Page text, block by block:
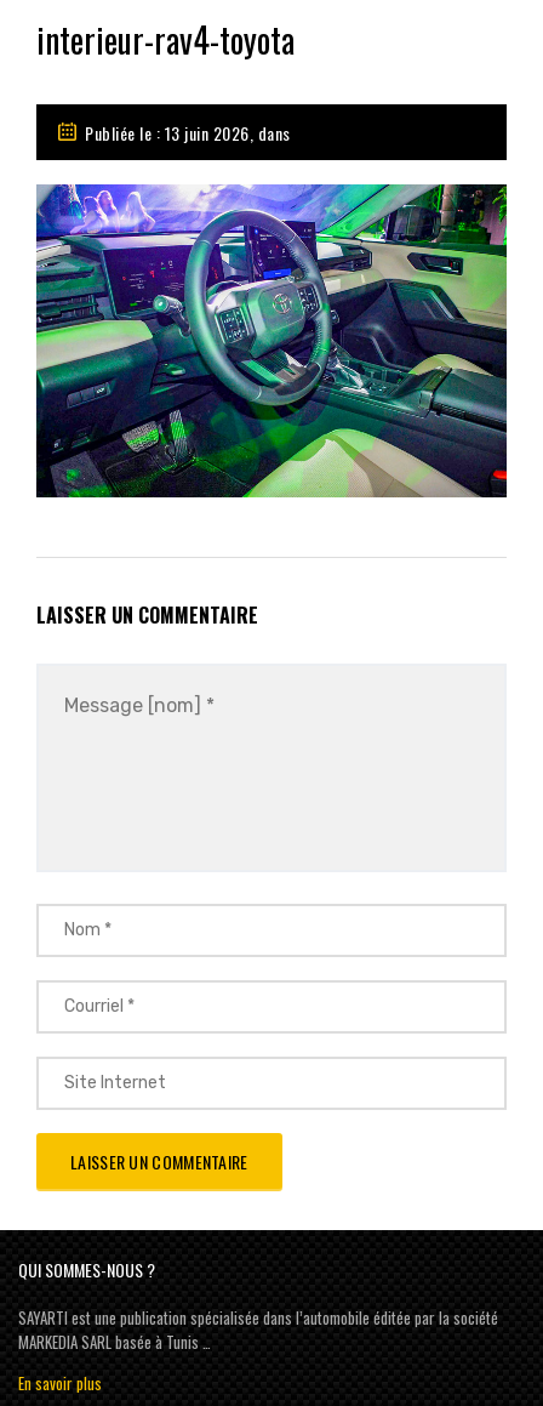
interieur-rav4-toyota
Publiée le : 13 juin 2026, dans
LAISSER UN COMMENTAIRE
QUI SOMMES-NOUS ?
SAYARTI est une publication spécialisée dans l’automobile éditée par la société
MARKEDIA SARL basée à Tunis …
En savoir plus